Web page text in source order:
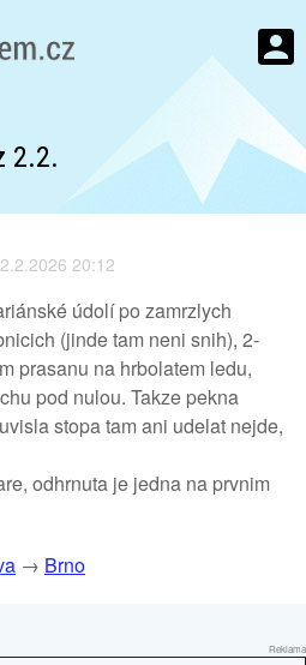
2.2.
20:12
údolí po zamrzlych
(jinde tam neni snih), 2-
prasanu na hrbolatem ledu,
pod nulou. Takze pekna
stopa tam ani udelat nejde,
odhrnuta je jedna na prvnim
→ Brno
Reklama